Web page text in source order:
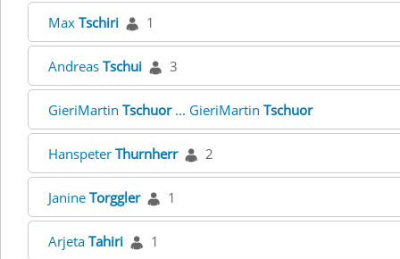
Max Tschiri 1
Andreas Tschui 3
GieriMartin Tschuor... GieriMartin Tschuor
Hanspeter Thurnherr 2
Janine Torggler 1
Arjeta Tahiri 1